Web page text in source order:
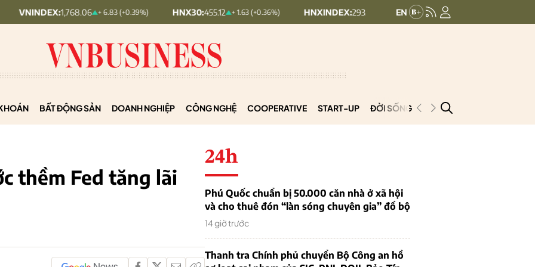
1,768.06 + 6.83 (+0.39%) HNX30: 455.12 + 1.63 (+0.36%) HNXINDEX: 293.44 + 0.25 (+0.09%) UPCOMINDEX:
BẤT ĐỘNG SẢN DOANH NGHIỆP CÔNG NGHỆ COOPERATIVE START-UP ĐỜI SỐNG PODCAST
thềm Fed tăng lãi
24h
Phú Quốc chuẩn bị 50.000 căn nhà ở xã hội
và cho thuê đón “làn sóng chuyên gia” đổ bộ
14 giờ trước
Thanh tra Chính phủ chuyển Bộ Công an hồ